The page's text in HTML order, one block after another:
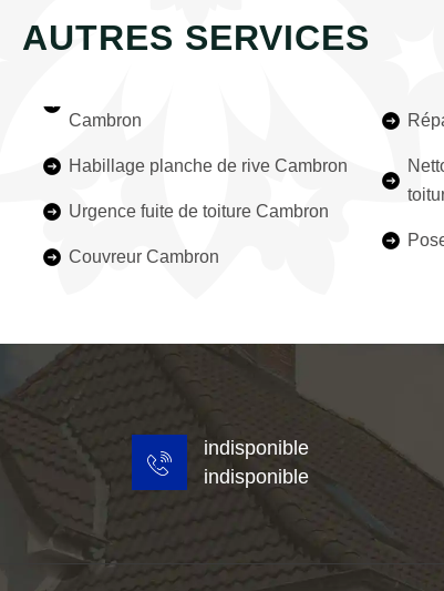
AUTRES SERVICES
Cambron
Habillage planche de rive Cambron
Urgence fuite de toiture Cambron
Couvreur Cambron
indisponible
indisponible